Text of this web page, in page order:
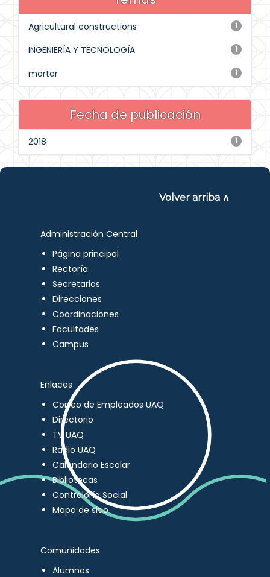
1
Agricultural constructions
1
INGENIERÍA Y TECNOLOGÍA
1
mortar
Fecha de publicación
1
2018
Volver arriba ∧
Administración Central
Página principal
Rectoría
Secretarios
Direcciones
Coordinaciones
Facultades
Campus
Enlaces
Correo de Empleados UAQ
Directorio
TV UAQ
Radio UAQ
Calendario Escolar
Bibliotecas
Contraloría Social
Mapa de sitio
Comunidades
Alumnos